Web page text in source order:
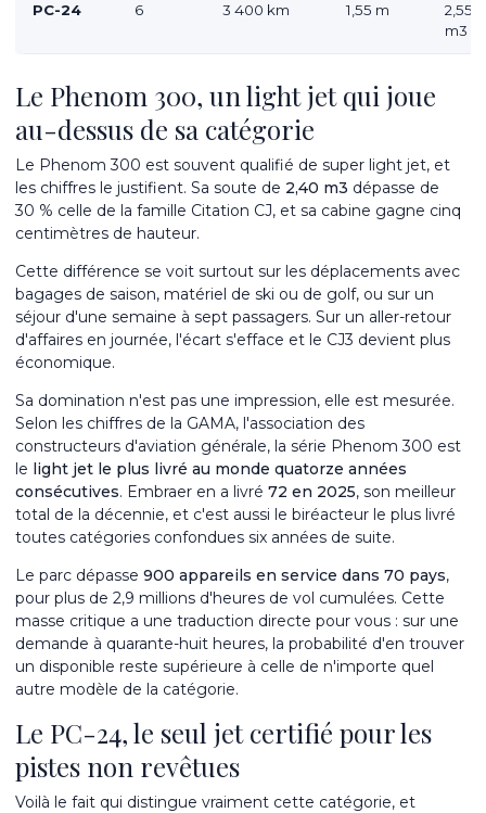
PC-24 6 3 400 km 1,55 m
2,55
m3
Le Phenom 300, un light jet qui joue
au-dessus de sa catégorie
Le Phenom 300 est souvent qualifié de super light jet, et
les chiffres le justifient. Sa soute de 2,40 m3 dépasse de
30 % celle de la famille Citation CJ, et sa cabine gagne cinq
centimètres de hauteur.
Cette différence se voit surtout sur les déplacements avec
bagages de saison, matériel de ski ou de golf, ou sur un
séjour d'une semaine à sept passagers. Sur un aller-retour
d'affaires en journée, l'écart s'efface et le CJ3 devient plus
économique.
Sa domination n'est pas une impression, elle est mesurée.
Selon les chiffres de la GAMA, l'association des
constructeurs d'aviation générale, la série Phenom 300 est
le light jet le plus livré au monde quatorze années
consécutives. Embraer en a livré 72 en 2025, son meilleur
total de la décennie, et c'est aussi le biréacteur le plus livré
toutes catégories confondues six années de suite.
Le parc dépasse 900 appareils en service dans 70 pays,
pour plus de 2,9 millions d'heures de vol cumulées. Cette
masse critique a une traduction directe pour vous : sur une
demande à quarante-huit heures, la probabilité d'en trouver
un disponible reste supérieure à celle de n'importe quel
autre modèle de la catégorie.
Le PC-24, le seul jet certifié pour les
pistes non revêtues
Voilà le fait qui distingue vraiment cette catégorie, et